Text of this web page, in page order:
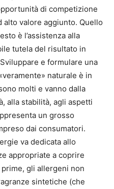
di competizione
valore aggiunto. Quello
è l’assistenza alla
tutela del risultato in
e formulare una
naturale è in
molti e vanno dalla
alla stabilità, agli aspetti
un grosso
dai consumatori.
va dedicata allo
appropriate a coprire
gli allergeni non
sintetiche (che